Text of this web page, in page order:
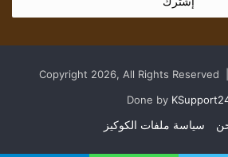
Done by
سياسة ملفات الكوكيز